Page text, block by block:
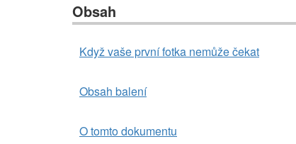
Obsah
Když vaše první fotka nemůže čekat
Obsah balení
O tomto dokumentu